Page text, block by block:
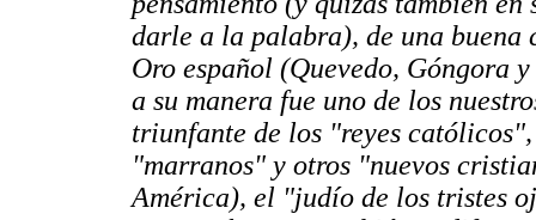
darle a la palabra), de una buena
Oro español (Quevedo, Góngora
a su manera fue uno de los
triunfante de los "reyes
"marranos" y otros "nuevos
América), el "judío de los tristes